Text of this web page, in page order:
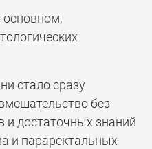
основном,
стало сразу
без
и достаточных знаний
и параректальных